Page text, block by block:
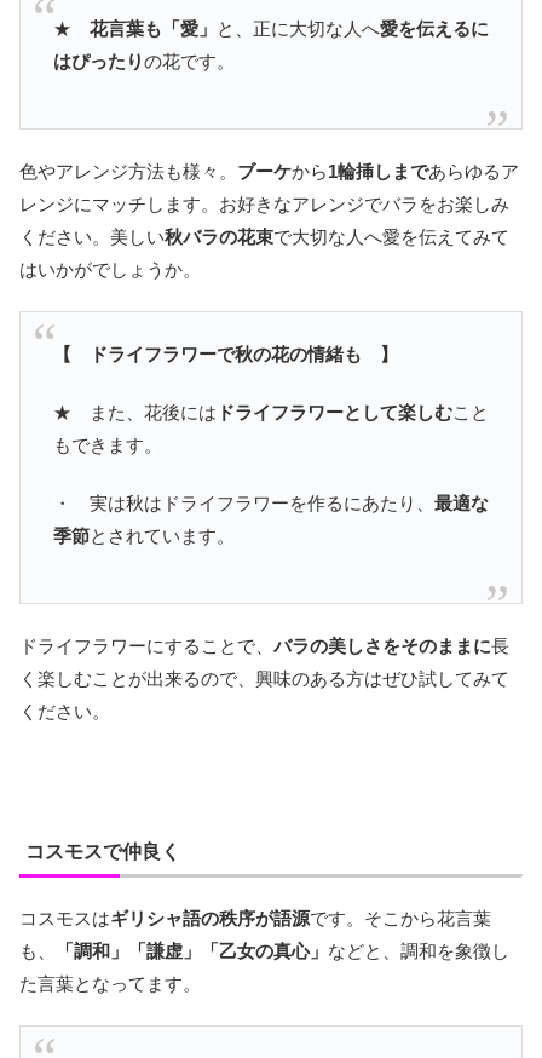
★ 花言葉も「愛」 と、正に大切な人へ愛を伝えるに
はぴったりの花です。
色やアレンジ方法も様々。 ブーケから1輪挿しまであらゆるア
レンジにマッチします。お好きなアレンジでバラをお楽しみ
ください。美しい秋バラの花束で大切な人へ愛を伝えてみて
はいかがでしょうか。
【 ドライフラワーで秋の花の情緒も 】
★ また、花後には ドライフラワーとして楽しむこと
もできます。
・ 実は秋はドライフラワーを作るにあたり、 最適な
季節とされています。
ドライフラワーにすることで、 バラの美しさをそのままに長
く楽しむことが出来るので、興味のある方はぜひ試してみて
ください。
コスモスで仲良く
コスモスはギリシャ語の秩序が語源です。そこから花言葉
も、
「調和」「謙虚」「乙女の真心」 などと、調和を象徴し
た言葉となってます。